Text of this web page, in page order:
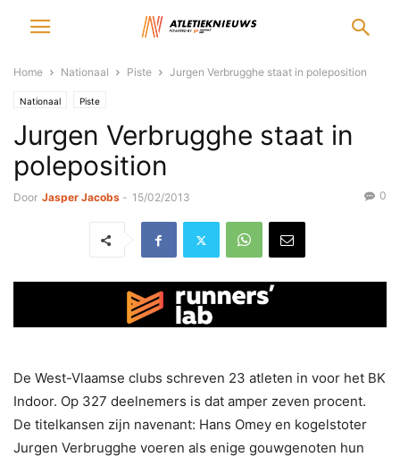
Home Nationaal Piste Jurgen Verbrugghe staat in poleposition
Nationaal Piste
Jurgen Verbrugghe staat in
poleposition
Door Jasper Jacobs - 15/02/2013 0
De West-Vlaamse clubs schreven 23 atleten in voor het BK
Indoor. Op 327 deelnemers is dat amper zeven procent.
De titelkansen zijn navenant: Hans Omey en kogelstoter
Jurgen Verbrugghe voeren als enige gouwgenoten hun